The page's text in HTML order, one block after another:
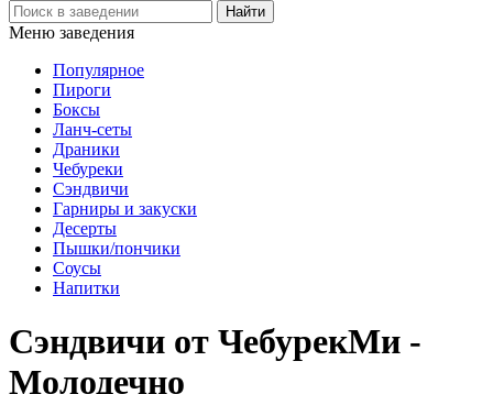
Меню заведения
Популярное
Пироги
Боксы
Ланч-сеты
Драники
Чебуреки
Сэндвичи
Гарниры и закуски
Десерты
Пышки/пончики
Соусы
Напитки
Сэндвичи от ЧебурекМи -
Молодечно